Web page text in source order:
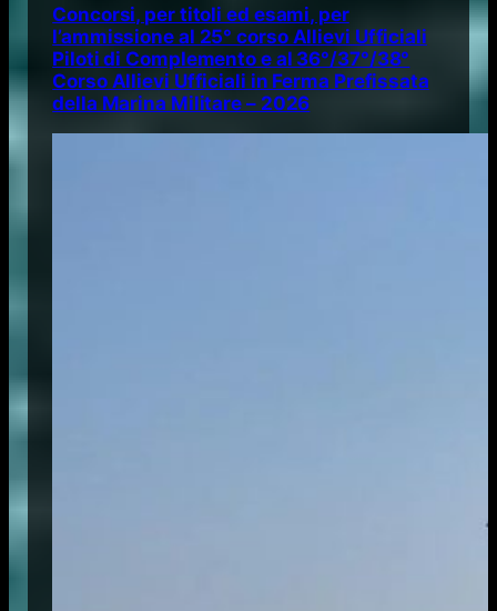
Concorsi, per titoli ed esami, per
l’ammissione al 25° corso Allievi Ufficiali
Piloti di Complemento e al 36°/37°/38°
Corso Allievi Ufficiali in Ferma Prefissata
della Marina Militare – 2026